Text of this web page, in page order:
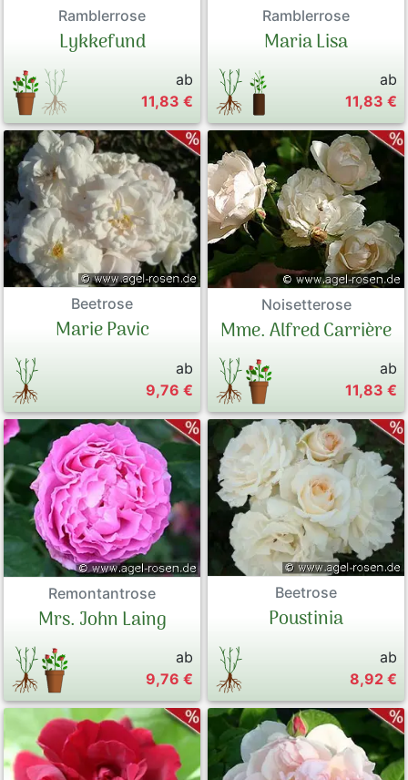
Ramblerrose
Lykkefund
ab
11,83 €
Ramblerrose
Maria Lisa
ab
11,83 €
Beetrose
Marie Pavic
ab
9,76 €
Noisetterose
Mme. Alfred Carrière
ab
11,83 €
Remontantrose
Mrs. John Laing
ab
9,76 €
Beetrose
Poustinia
ab
8,92 €